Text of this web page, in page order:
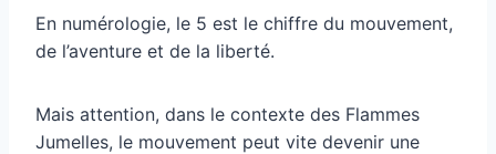
En numérologie, le 5 est le chiffre du mouvement,
de l’aventure et de la liberté.
Mais attention, dans le contexte des Flammes
Jumelles, le mouvement peut vite devenir une